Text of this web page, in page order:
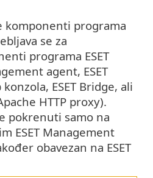
komponenti programa
se za
programa ESET
agent, ESET
konzola, ESET Bridge, ali
HTTP proxy).
pokrenuti samo na
ESET Management
obavezan na ESET